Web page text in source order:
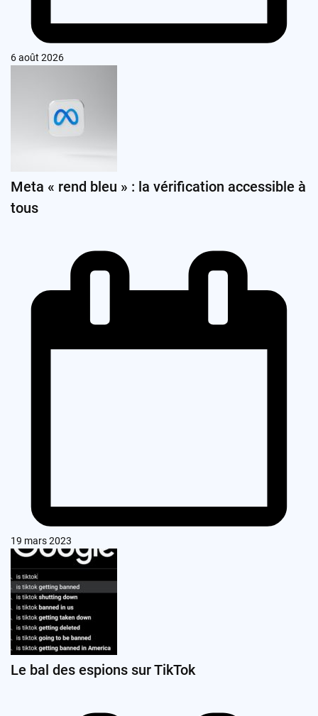
6 août 2026
Meta « rend bleu » : la vérification accessible à
tous
19 mars 2023
Le bal des espions sur TikTok